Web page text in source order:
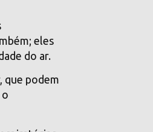
eles
do ar.
que podem